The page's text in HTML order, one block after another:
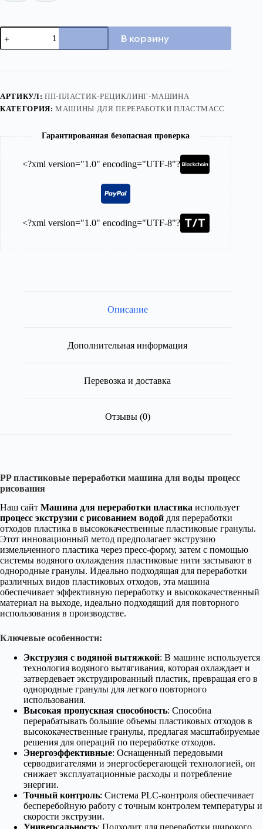
Количество
PP
Plastic
Machine
В корзину
АРТИКУЛ: ПП-ПЛАСТИК-РЕЦИКЛИНГ-МАШИНА
КАТЕГОРИЯ:МАШИНЫ ДЛЯ ПЕРЕРАБОТКИ ПЛАСТМАСС
Гарантированная безопасная проверка
<?xml version="1.0" encoding="UTF-8"?
<?xml version="1.0" encoding="UTF-8"?
Описание
Дополнительная информация
Перевозка и доставка
Отзывы (0)
PP пластиковые переработки машина для воды процесс
рисования
Наш сайт Машина для переработки пластика использует
процесс экструзии с рисованием водой для переработки
отходов пластика в высококачественные пластиковые гранулы.
Этот инновационный метод предполагает экструзию
измельченного пластика через пресс-форму, затем с помощью
системы водяного охлаждения пластиковые нити застывают в
однородные гранулы. Идеально подходящая для переработки
различных видов пластиковых отходов, эта машина
обеспечивает эффективную переработку и высококачественный
материал на выходе, идеально подходящий для повторного
использования в производстве.
Ключевые особенности:
Экструзия с водяной вытяжкой: В машине используется
технология водяного вытягивания, которая охлаждает и
затвердевает экструдированный пластик, превращая его в
однородные гранулы для легкого повторного
использования.
Высокая пропускная способность: Способна
перерабатывать большие объемы пластиковых отходов в
высококачественные гранулы, предлагая масштабируемые
решения для операций по переработке отходов.
Энергоэффективные: Оснащенный передовыми
серводвигателями и энергосберегающей технологией, он
снижает эксплуатационные расходы и потребление
энергии.
Точный контроль: Система PLC-контроля обеспечивает
бесперебойную работу с точным контролем температуры и
скорости экструзии.